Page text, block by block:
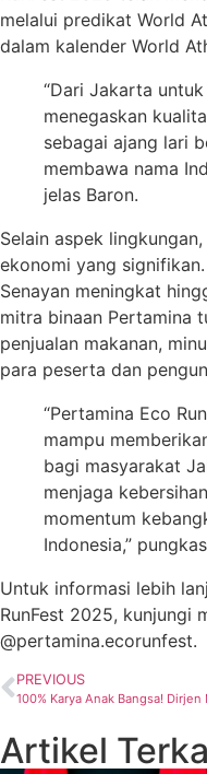
melalui predikat World
dalam kalender World
“Dari Jakarta
menegaskan
sebagai ajang lari
membawa nama
jelas Baron.
Selain aspek
ekonomi yang
Senayan meningkat
mitra binaan Pertamina
penjualan makanan,
para peserta dan
“Pertamina Eco
mampu
bagi masyarakat
menjaga
momentum
Indonesia,”
Untuk informasi lebih
RunFest 2025, kunjungi
@pertamina.ecorunfest.
PREVIOUS
Artikel